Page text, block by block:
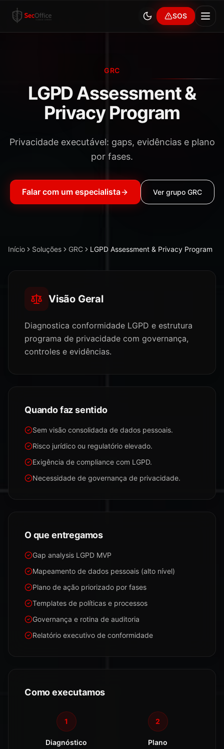
SOS
GRC
LGPD Assessment &
Privacy Program
Privacidade executável: gaps, evidências e plano
por fases.
Falar com um especialista Ver grupo GRC
Início Soluções GRC LGPD Assessment & Privacy Program
Visão Geral
Diagnostica conformidade LGPD e estrutura
programa de privacidade com governança,
controles e evidências.
Quando faz sentido
Sem visão consolidada de dados pessoais.
Risco jurídico ou regulatório elevado.
Exigência de compliance com LGPD.
Necessidade de governança de privacidade.
O que entregamos
Gap analysis LGPD MVP
Mapeamento de dados pessoais (alto nível)
Plano de ação priorizado por fases
Templates de políticas e processos
Governança e rotina de auditoria
Relatório executivo de conformidade
Como executamos
1
Diagnóstico
2
Plano